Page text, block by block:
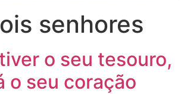
senhores
o seu tesouro,
o seu coração